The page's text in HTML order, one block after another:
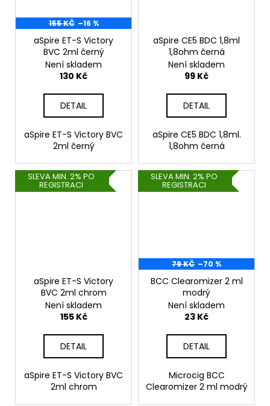
155 KČ –16 %
aSpire ET-S Victory
BVC 2ml černý
Není skladem
130 Kč
DETAIL
aSpire ET-S Victory BVC
2ml černý
aSpire CE5 BDC 1,8ml
1,8ohm černá
Není skladem
99 Kč
DETAIL
aSpire CE5 BDC 1,8ml.
1,8ohm černá
SLEVA MIN. 2% PO
REGISTRACI
aSpire ET-S Victory
BVC 2ml chrom
Není skladem
155 Kč
DETAIL
aSpire ET-S Victory BVC
2ml chrom
SLEVA MIN. 2% PO
REGISTRACI
79 KČ –70 %
BCC Clearomizer 2 ml
modrý
Není skladem
23 Kč
DETAIL
Microcig BCC
Clearomizer 2 ml modrý